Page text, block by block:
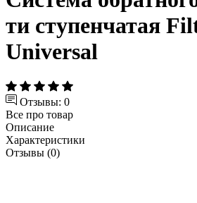
ти ступенчатая
Universal
Отзывы: 0
Все про товар
Описание
Характеристики
Отзывы (0)